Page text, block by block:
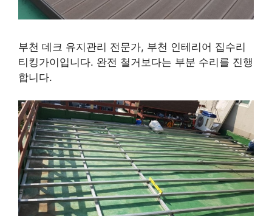
부천 데크 유지관리 전문가, 부천 인테리어 집수리
티킹가이입니다. 완전 철거보다는 부분 수리를 진행
합니다.